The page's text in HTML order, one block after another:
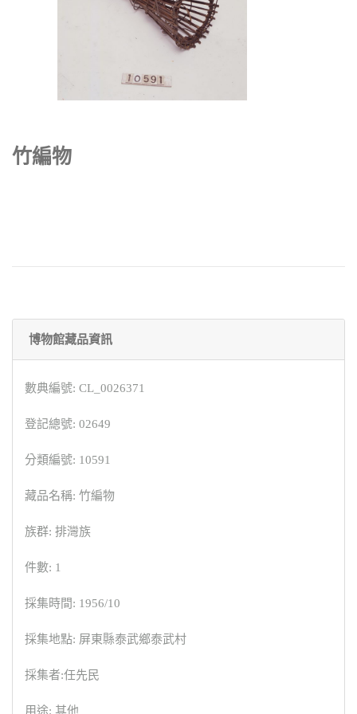
竹編物
博物館藏品資訊
數典編號: CL_0026371
登記總號: 02649
分類編號: 10591
藏品名稱: 竹編物
族群: 排灣族
件數: 1
採集時間: 1956/10
採集地點: 屏東縣泰武鄉泰武村
採集者:任先民
用途: 其他